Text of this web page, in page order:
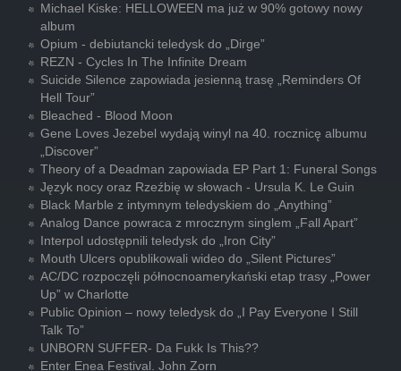
Michael Kiske: HELLOWEEN ma już w 90% gotowy nowy
album
Opium - debiutancki teledysk do „Dirge”
REZN - Cycles In The Infinite Dream
Suicide Silence zapowiada jesienną trasę „Reminders Of
Hell Tour”
Bleached - Blood Moon
Gene Loves Jezebel wydają winyl na 40. rocznicę albumu
„Discover”
Theory of a Deadman zapowiada EP Part 1: Funeral Songs
Język nocy oraz Rzeźbię w słowach - Ursula K. Le Guin
Black Marble z intymnym teledyskiem do „Anything”
Analog Dance powraca z mrocznym singlem „Fall Apart”
Interpol udostępnili teledysk do „Iron City”
Mouth Ulcers opublikowali wideo do „Silent Pictures”
AC/DC rozpoczęli północnoamerykański etap trasy „Power
Up” w Charlotte
Public Opinion – nowy teledysk do „I Pay Everyone I Still
Talk To”
UNBORN SUFFER- Da Fukk Is This??
Enter Enea Festival. John Zorn